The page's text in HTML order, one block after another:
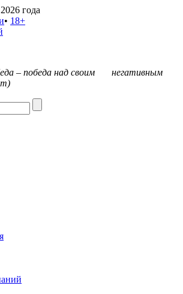
года
• 18+
– победа над своим негативным